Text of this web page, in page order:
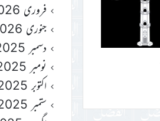
فروری 2026
جنوری 2026
دسمبر 2025
نومبر 2025
اکتوبر 2025
ستمبر 2025